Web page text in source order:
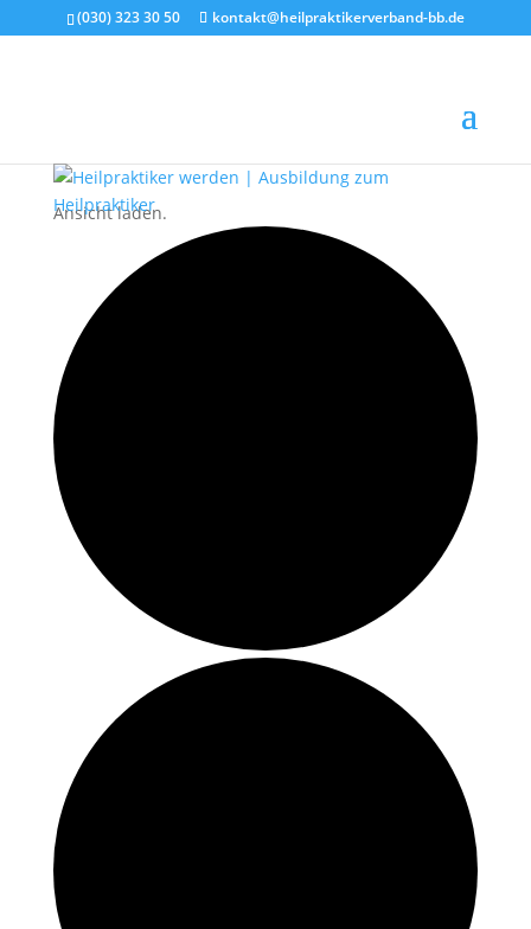
(030) 323 30 50 kontakt@heilpraktikerverband-bb.de
Ansicht laden.